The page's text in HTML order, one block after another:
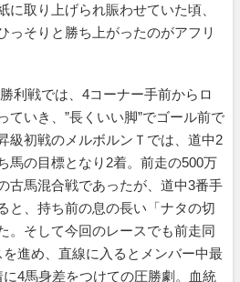
に取り上げられ賑わせていた頃、
っそりと勝ち上がったのがアフリ
利戦では、4コーナー手前からロ
ていき、”長くいい脚”でゴール前で
級初戦のメルボルンＴでは、道中2
馬の目標となり2着。前走の500万
古馬混合戦であったが、道中3番手
と、持ち前の息の長い「ナタの切
。そして今回のレースでも前走同
進め、直線に入るとメンバー中最
4馬身差をつけての圧勝劇。血統